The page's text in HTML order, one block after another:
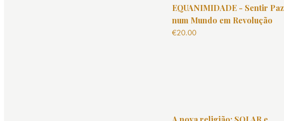
EQUANIMIDADE - Sentir Paz
num Mundo em Revolução
€20.00